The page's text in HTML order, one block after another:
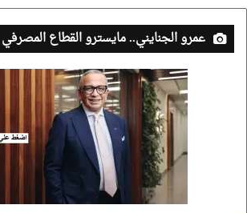
عمرو الجنايني.. مايسترو القطاع المصرفي